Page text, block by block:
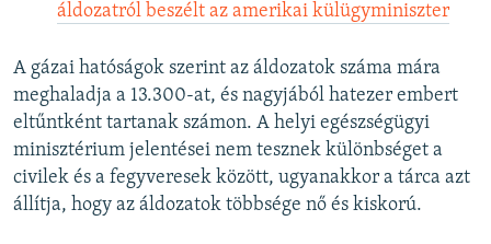
áldozatról beszélt az amerikai külügyminiszter
A gázai hatóságok szerint az áldozatok száma mára
meghaladja a 13.300-at, és nagyjából hatezer embert
eltűntként tartanak számon. A helyi egészségügyi
minisztérium jelentései nem tesznek különbséget a
civilek és a fegyveresek között, ugyanakkor a tárca azt
állítja, hogy az áldozatok többsége nő és kiskorú.